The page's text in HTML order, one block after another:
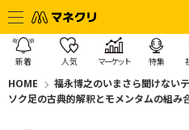
新着 人気 マーケット 特集
HOME 福永博之のいまさら聞けない
ソク足の古典的解釈とモメンタムの組み